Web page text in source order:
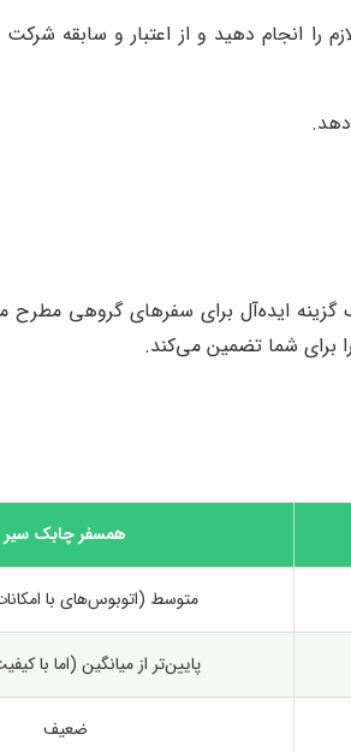
را انجام دهید و از اعتبار و سابقه
گزینه ایده‌آل برای سفرهای گروهی
همسفر چابک سیر
متوسط (اتوبوس‌های با
پایین‌تر از میانگین (اما با
ضعیف